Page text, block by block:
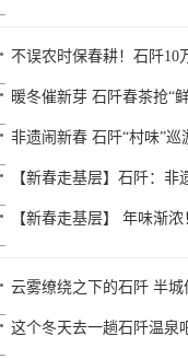
不误农时保春耕！石阡10
暖冬催新芽 石阡春茶抢“
非遗闹新春 石阡“村味”巡
【新春走基层】石阡：非
【新春走基层】 年味渐
云雾缭绕之下的石阡 半城
这个冬天去一趟石阡温泉